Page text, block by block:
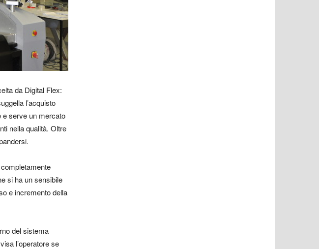
da Digital Flex:
l’acquisto
e serve un mercato
nella qualità. Oltre
si ha un sensibile
e incremento della
del sistema
l’operatore se